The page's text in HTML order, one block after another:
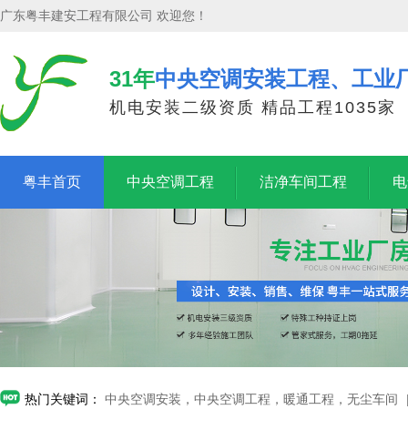
广东粤丰建安工程有限公司 欢迎您！
31年中央空调安装工程、工业
机电安装二级资质 精品工程1035家
粤丰首页 中央空调工程 洁净车间工程
热门关键词： 中央空调安装，中央空调工程，暖通工程，无尘车间